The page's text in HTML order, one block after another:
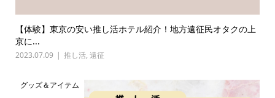
【体験】東京の安い推し活ホテル紹介！地方遠征民オタクの上
京に...
2023.07.09 推し活, 遠征
グッズ＆アイテム